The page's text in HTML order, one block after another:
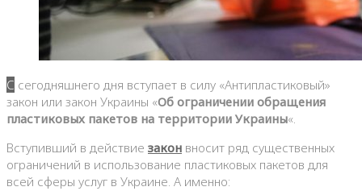
С сегодняшнего дня вступает в силу «Антипластиковый»
закон или закон Украины «Об ограничении обращения
пластиковых пакетов на территории Украины«.
Вступивший в действие закон вносит ряд существенных
ограничений в использование пластиковых пакетов для
всей сферы услуг в Украине. А именно: